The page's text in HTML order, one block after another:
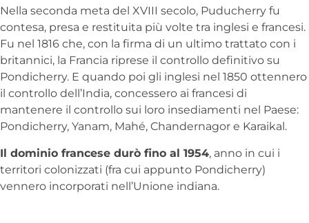
Nella seconda meta del XVIII secolo, Puducherry fu
contesa, presa e restituita più volte tra inglesi e francesi.
Fu nel 1816 che, con la firma di un ultimo trattato con i
britannici, la Francia riprese il controllo definitivo su
Pondicherry. E quando poi gli inglesi nel 1850 ottennero
il controllo dell’India, concessero ai francesi di
mantenere il controllo sui loro insediamenti nel Paese:
Pondicherry, Yanam, Mahé, Chandernagor e Karaikal.
Il dominio francese durò fino al 1954, anno in cui i
territori colonizzati (fra cui appunto Pondicherry)
vennero incorporati nell’Unione indiana.